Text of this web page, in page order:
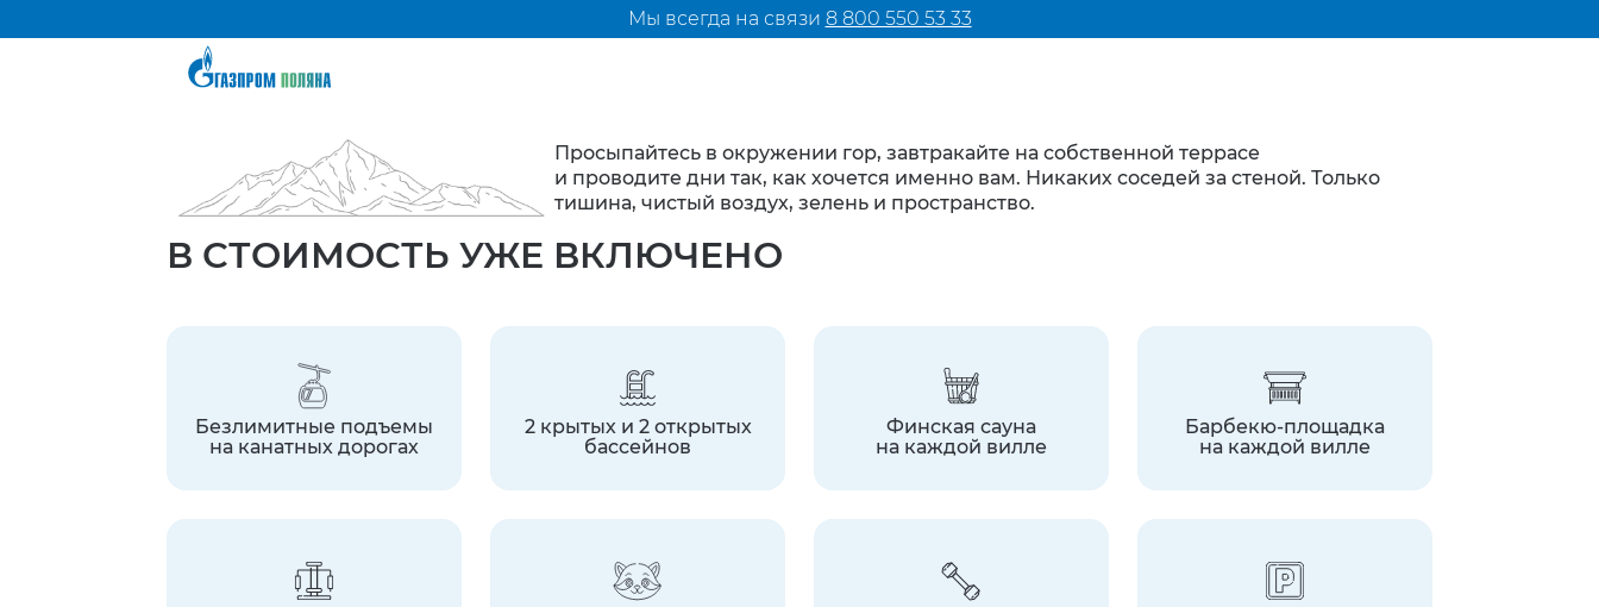
Мы всегда на связи 8 800 550 53 33
Просыпайтесь в окружении гор, завтракайте на собственной террасе
и проводите дни так, как хочется именно вам. Никаких соседей за стеной. Только
тишина, чистый воздух, зелень и пространство.
В СТОИМОСТЬ УЖЕ ВКЛЮЧЕНО
Безлимитные подъемы
на канатных дорогах
2 крытых и 2 открытых
бассейнов
Финская сауна
на каждой вилле
Барбекю-площадка
на каждой вилле